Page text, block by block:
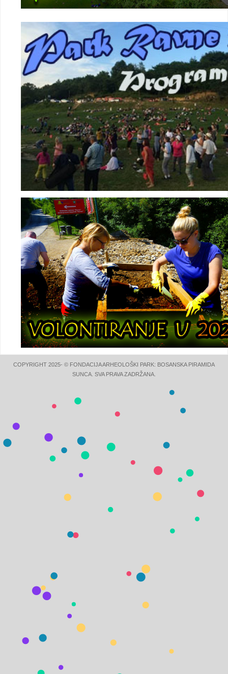
COPYRIGHT 2025- © FONDACIJA ARHEOLOŠKI PARK: BOSANSKA PIRAMIDA
SUNCA. SVA PRAVA ZADRŽANA.